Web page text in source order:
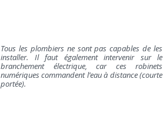
Tous les plombiers ne sont pas capables de les
installer. Il faut également intervenir sur le
branchement électrique, car ces robinets
numériques commandent l’eau à distance (courte
portée).